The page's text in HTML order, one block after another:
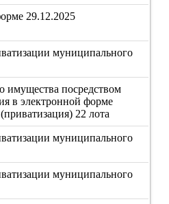
29.12.2025
муниципального
имущества посредством
в электронной форме
22 лота
муниципального
муниципального